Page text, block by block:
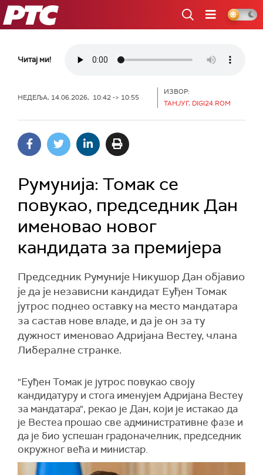
РТС
Читај ми!
НЕДЕЉА, 14.06.2026, 10:42 -> 10:55
ИЗВОР:
ТАНЈУГ, DIGI24.ROM
Румунија: Томак се
повукао, председник Дан
именовао новог
кандидата за премијера
Председник Румуније Никушор Дан објавио
је да је независни кандидат Еуђен Томак
јутрос поднео оставку на место мандатара
за састав нове владе, и да је он за ту
дужност именовао Адријана Вестеу, члана
Либералне странке.
"Еуђен Томак је јутрос повукао своју
кандидатуру и стога именујем Адријана Вестеу
за мандатара", рекао је Дан, који је истакао да
је Вестеа прошао све административне фазе и
да је био успешан градоначелник, председник
окружног већа и министар.